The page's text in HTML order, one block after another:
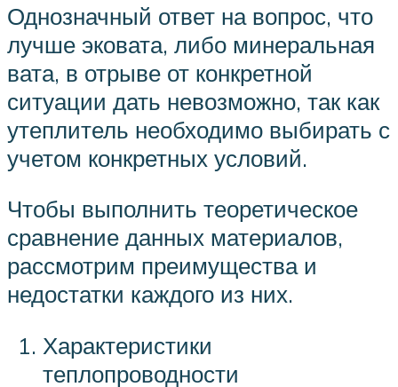
Однозначный ответ на вопрос, что
лучше эковата, либо минеральная
вата, в отрыве от конкретной
ситуации дать невозможно, так как
утеплитель необходимо выбирать с
учетом конкретных условий.
Чтобы выполнить теоретическое
сравнение данных материалов,
рассмотрим преимущества и
недостатки каждого из них.
Характеристики
теплопроводности